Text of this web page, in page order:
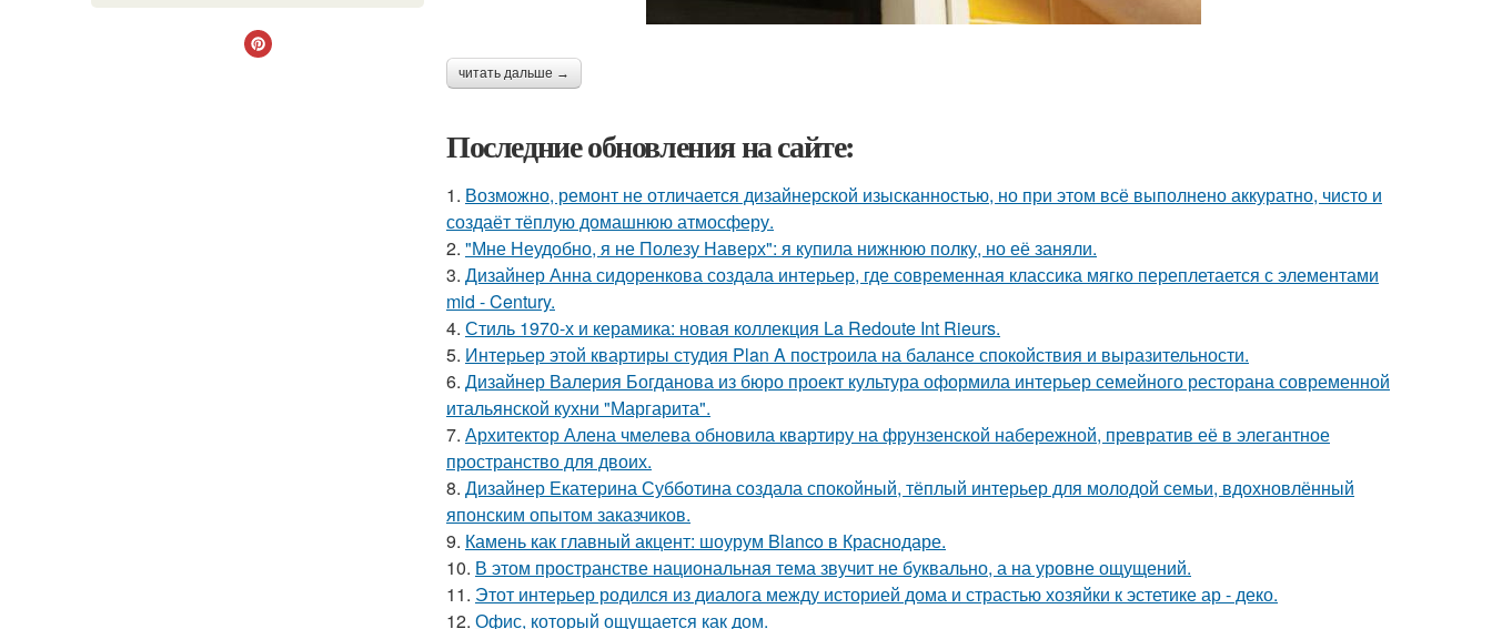
читать дальше →
Последние обновления на сайте:
1. Возможно, ремонт не отличается дизайнерской изысканностью, но при этом всё выполнено аккуратно, чисто и
создаёт тёплую домашнюю атмосферу.
2. "Мне Неудобно, я не Полезу Наверх": я купила нижнюю полку, но её заняли.
3. Дизайнер Анна сидоренкова создала интерьер, где современная классика мягко переплетается с элементами
mid - Century.
4. Стиль 1970-х и керамика: новая коллекция La Redoute Int Rieurs.
5. Интерьер этой квартиры студия Plan A построила на балансе спокойствия и выразительности.
6. Дизайнер Валерия Богданова из бюро проект культура оформила интерьер семейного ресторана современной
итальянской кухни "Маргарита".
7. Архитектор Алена чмелева обновила квартиру на фрунзенской набережной, превратив её в элегантное
пространство для двоих.
8. Дизайнер Екатерина Субботина создала спокойный, тёплый интерьер для молодой семьи, вдохновлённый
японским опытом заказчиков.
9. Камень как главный акцент: шоурум Blanco в Краснодаре.
10. В этом пространстве национальная тема звучит не буквально, а на уровне ощущений.
11. Этот интерьер родился из диалога между историей дома и страстью хозяйки к эстетике ар - деко.
12. Офис, который ощущается как дом.